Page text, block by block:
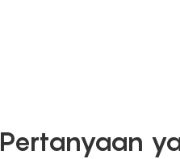
Pertanyaan